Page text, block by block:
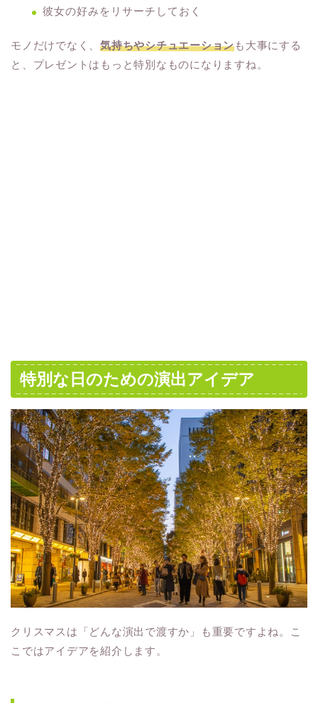
彼女の好みをリサーチしておく
モノだけでなく、気持ちやシチュエーションも大事にする
と、プレゼントはもっと特別なものになりますね。
特別な日のための演出アイデア
クリスマスは「どんな演出で渡すか」も重要ですよね。こ
こではアイデアを紹介します。